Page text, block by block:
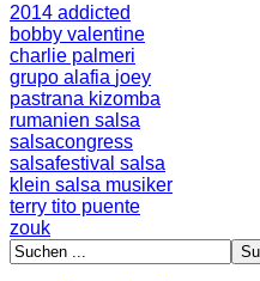
2014 addicted
bobby valentine
charlie palmeri
grupo alafia joey
pastrana kizomba
rumanien salsa
salsacongress
salsafestival salsa
klein salsa musiker
terry tito puente
zouk